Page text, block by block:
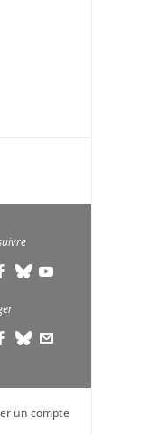
un compte